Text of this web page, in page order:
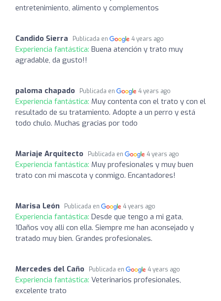
entretenimiento, alimento y complementos
Candido Sierra Publicada en 4 years ago
Experiencia fantástica: Buena atención y trato muy
agradable, da gusto!!
paloma chapado Publicada en 4 years ago
Experiencia fantástica: Muy contenta con el trato y con el
resultado de su tratamiento. Adopte a un perro y está
todo chulo. Muchas gracias por todo
Mariaje Arquitecto Publicada en 4 years ago
Experiencia fantástica: Muy profesionales y muy buen
trato con mi mascota y conmigo. Encantadores!
Marisa León Publicada en 4 years ago
Experiencia fantástica: Desde que tengo a mi gata,
10años voy alli con ella. Siempre me han aconsejado y
tratado muy bien. Grandes profesionales.
Mercedes del Caño Publicada en 4 years ago
Experiencia fantástica: Veterinarios profesionales,
excelente trato